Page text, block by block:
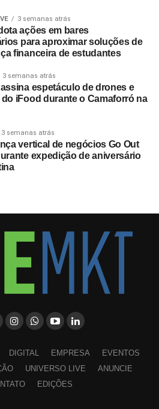
3 semanas atrás
ações em bares
para aproximar soluções de
financeira de estudantes
3 semanas atrás
espetáculo de drones e
iFood durante o Camaforró na
3 semanas atrás
vertical de negócios Go Out
expedição de aniversário
DIGITAL EMPRESA
EVENTOS
UNIVERSO LIVE
ANUNCIE
EDIÇÕES